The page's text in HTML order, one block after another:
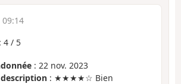
09:14
: 4 / 5
: 22 nov. 2023
: ★★★★☆ Bien